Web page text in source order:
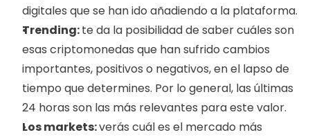
digitales que se han ido añadiendo a la plataforma.
Trending: te da la posibilidad de saber cuáles son
esas criptomonedas que han sufrido cambios
importantes, positivos o negativos, en el lapso de
tiempo que determines. Por lo general, las últimas
24 horas son las más relevantes para este valor.
Los markets: verás cuál es el mercado más